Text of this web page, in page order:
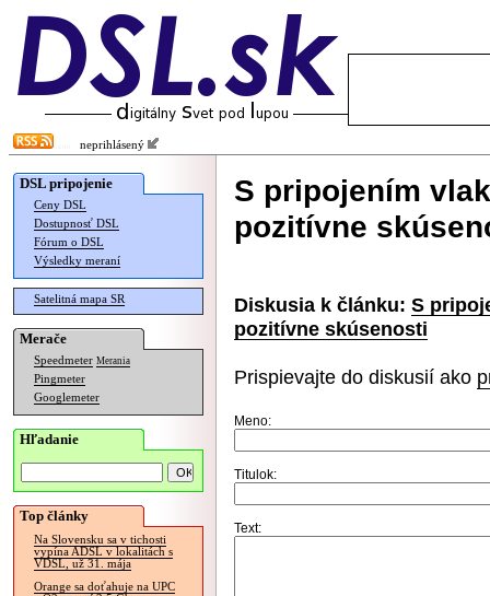
neprihlásený
DSL pripojenie
Ceny DSL
Dostupnosť DSL
Fórum o DSL
Výsledky meraní
Satelitná mapa SR
Merače
Speedmeter Merania
Pingmeter
Googlemeter
Hľadanie
Top články
Na Slovensku sa v tichosti
vypína ADSL v lokalitách s
VDSL, už 31. mája
Orange sa doťahuje na UPC
S pripojením
pozitívne
Diskusia k článku: S
pozitívne skúsenosti
Prispievajte do diskusií ako
Meno:
Titulok:
Text: